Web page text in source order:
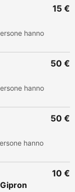
hanno
15 €
hanno
50 €
hanno
50 €
10 €